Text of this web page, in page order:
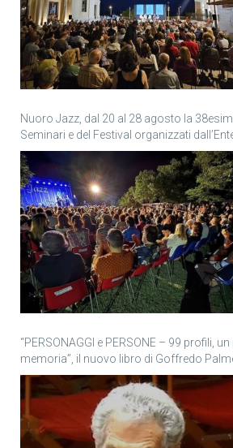
Nuoro Jazz, dal 20 al 28 agosto la
Seminari e del Festival organizzati
“PERSONAGGI e PERSONE – 99 profili,
memoria”, il nuovo libro di Goffredo